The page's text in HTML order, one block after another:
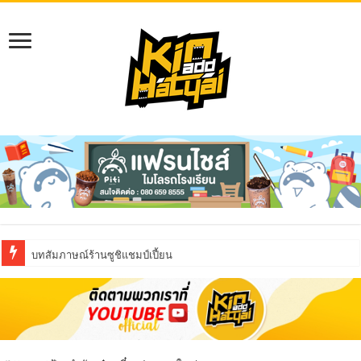
บทสัมภาษณ์ร้านซูชิแชมป์เปี้ยน